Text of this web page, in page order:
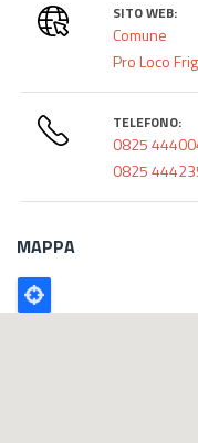
SITO WEB:
Comune
Pro Loco
TELEFONO:
0825
0825
MAPPA
Poligono
GEO